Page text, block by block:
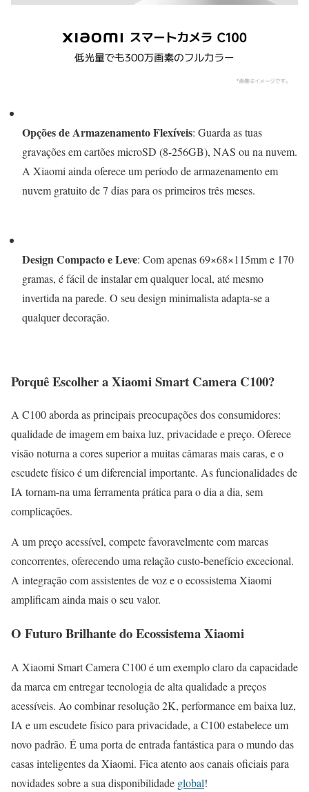
Opções de Armazenamento Flexíveis: Guarda as tuas
gravações em cartões microSD (8-256GB), NAS ou na nuvem.
A Xiaomi ainda oferece um período de armazenamento em
nuvem gratuito de 7 dias para os primeiros três meses.
Design Compacto e Leve: Com apenas 69×68×115mm e 170
gramas, é fácil de instalar em qualquer local, até mesmo
invertida na parede. O seu design minimalista adapta-se a
qualquer decoração.
Porquê Escolher a Xiaomi Smart Camera C100?
A C100 aborda as principais preocupações dos consumidores:
qualidade de imagem em baixa luz, privacidade e preço. Oferece
visão noturna a cores superior a muitas câmaras mais caras, e o
escudete físico é um diferencial importante. As funcionalidades de
IA tornam-na uma ferramenta prática para o dia a dia, sem
complicações.
A um preço acessível, compete favoravelmente com marcas
concorrentes, oferecendo uma relação custo-benefício excecional.
A integração com assistentes de voz e o ecossistema Xiaomi
amplificam ainda mais o seu valor.
O Futuro Brilhante do Ecossistema Xiaomi
A Xiaomi Smart Camera C100 é um exemplo claro da capacidade
da marca em entregar tecnologia de alta qualidade a preços
acessíveis. Ao combinar resolução 2K, performance em baixa luz,
IA e um escudete físico para privacidade, a C100 estabelece um
novo padrão. É uma porta de entrada fantástica para o mundo das
casas inteligentes da Xiaomi. Fica atento aos canais oficiais para
novidades sobre a sua disponibilidade global!